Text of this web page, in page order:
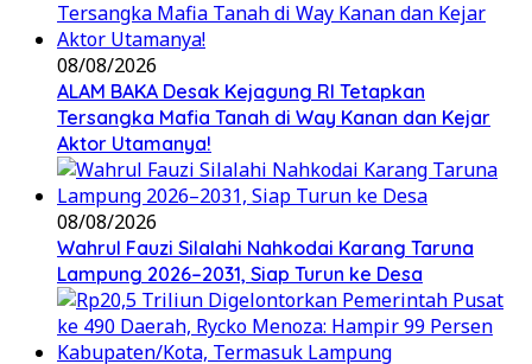
08/08/2026
ALAM BAKA Desak Kejagung RI Tetapkan
Tersangka Mafia Tanah di Way Kanan dan Kejar
Aktor Utamanya!
08/08/2026
Wahrul Fauzi Silalahi Nahkodai Karang Taruna
Lampung 2026–2031, Siap Turun ke Desa